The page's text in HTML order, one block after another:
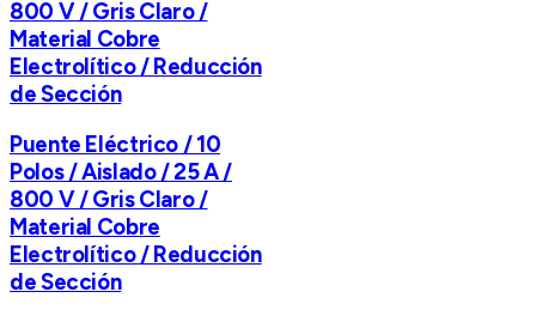
800 V / Gris Claro /
Material Cobre
Electrolítico / Reducción
de Sección
Puente Eléctrico / 10
Polos / Aislado / 25 A /
800 V / Gris Claro /
Material Cobre
Electrolítico / Reducción
de Sección